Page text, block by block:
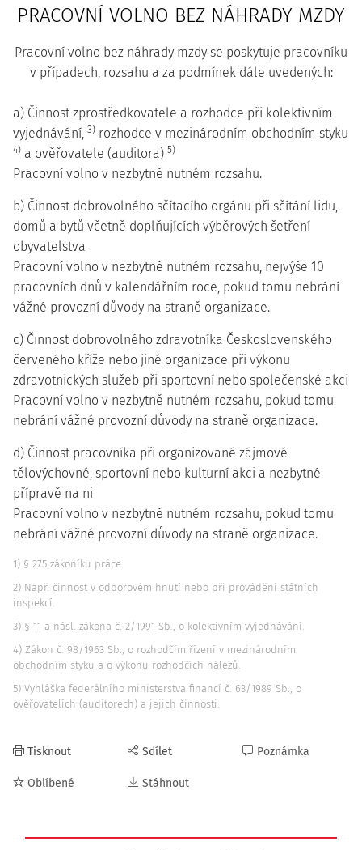
PRACOVNÍ VOLNO BEZ NÁHRADY MZDY
Pracovní volno bez náhrady mzdy se poskytuje pracovníku
v případech, rozsahu a za podmínek dále uvedených:
a) Činnost zprostředkovatele a rozhodce při kolektivním
vyjednávání, 3) rozhodce v mezinárodním obchodním styku
4) a ověřovatele (auditora) 5)
Pracovní volno v nezbytně nutném rozsahu.
b) Činnost dobrovolného sčítacího orgánu při sčítání lidu,
domů a bytů včetně doplňujících výběrových šetření
obyvatelstva
Pracovní volno v nezbytně nutném rozsahu, nejvýše 10
pracovních dnů v kalendářním roce, pokud tomu nebrání
vážné provozní důvody na straně organizace.
c) Činnost dobrovolného zdravotníka Československého
červeného kříže nebo jiné organizace při výkonu
zdravotnických služeb při sportovní nebo společenské akci
Pracovní volno v nezbytně nutném rozsahu, pokud tomu
nebrání vážné provozní důvody na straně organizace.
d) Činnost pracovníka při organizované zájmové
tělovýchovné, sportovní nebo kulturní akci a nezbytné
přípravě na ni
Pracovní volno v nezbytně nutném rozsahu, pokud tomu
nebrání vážné provozní důvody na straně organizace.
1) § 275 zákoníku práce.
2) Např. činnost v odborovém hnutí nebo při provádění státních
inspekcí.
3) § 11 a násl. zákona č. 2/1991 Sb., o kolektivním vyjednávání.
4) Zákon č. 98/1963 Sb., o rozhodčím řízení v mezinárodním
obchodním styku a o výkonu rozhodčích nálezů.
5) Vyhláška federálního ministerstva financí č. 63/1989 Sb., o
ověřovatelích (auditorech) a jejich činnosti.
Tisknout
Oblíbené
Sdílet
Stáhnout
Poznámka